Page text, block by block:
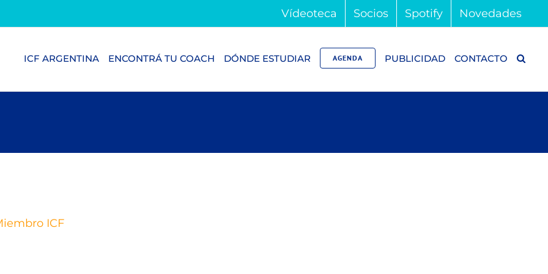
Vídeoteca Socios Spotify Novedades
ICF ARGENTINA ENCONTRÁ TU COACH DÓNDE ESTUDIAR AGENDA PUBLICIDAD CONTACTO
ICF